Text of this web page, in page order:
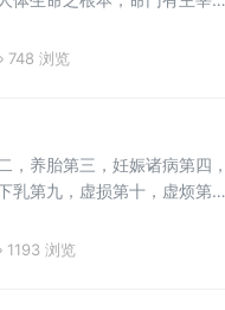
748 浏览
，养胎第三，妊娠诸病第四，
乳第九，虚损第十，虚烦第十
二十，月经不调第二十一。
1193 浏览